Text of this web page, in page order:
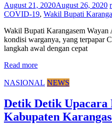
August 21, 2020August 26, 2020
COVID-19, Wakil Bupati
Wakil Bupati Karangasem
kondisi warganya, yang terpapar
langkah awal dengan cepat
Read more
NASIONAL NEWS
Detik Detik
Kabupaten